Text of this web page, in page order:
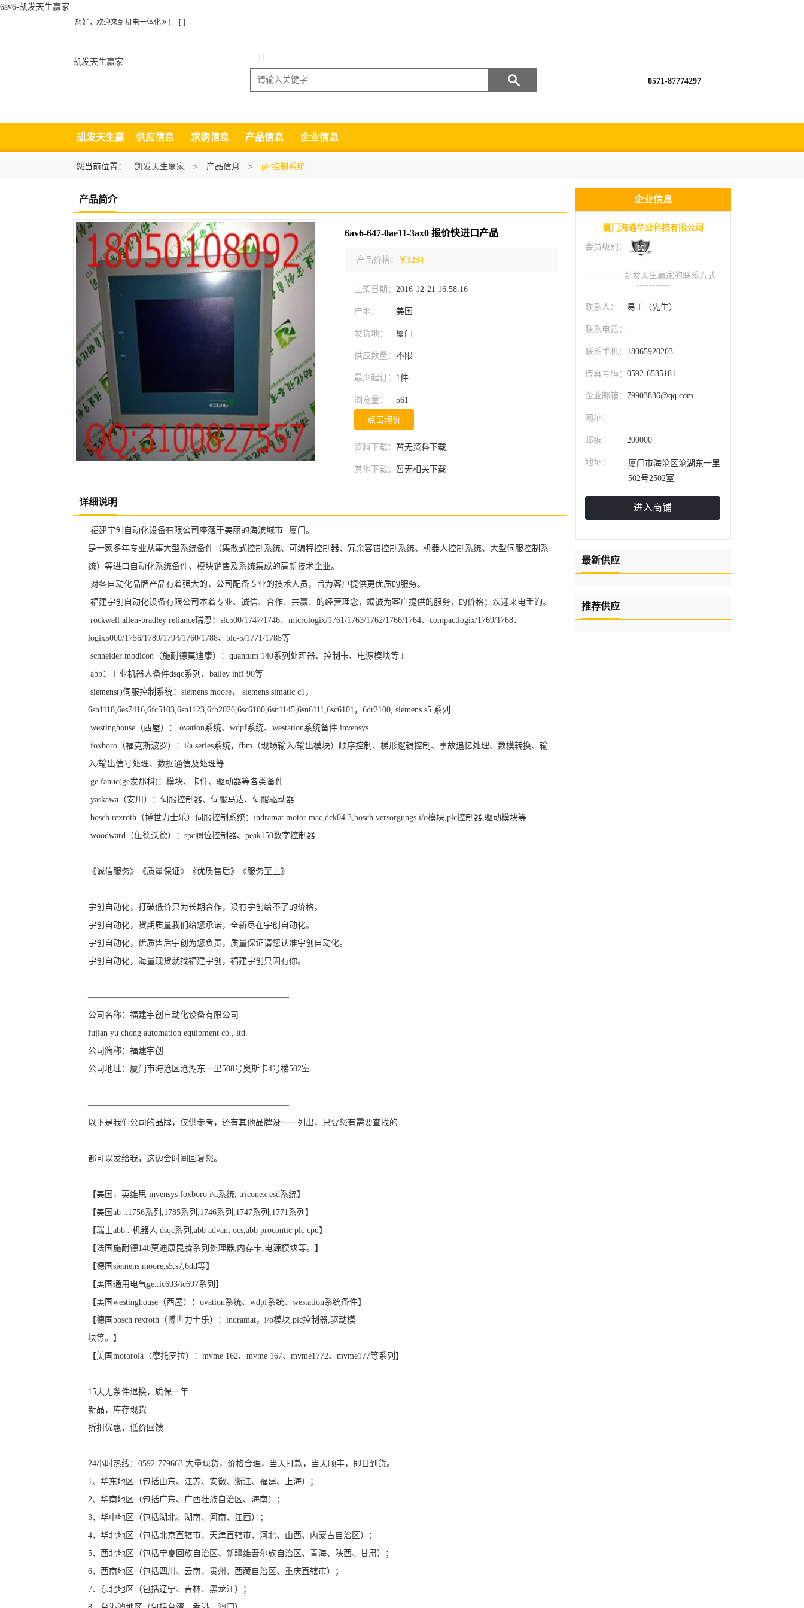
6av6-凯发天生赢家
您好，欢迎来到机电一体化网！ [ ]
凯发天生赢家
搜索 0571-87774297
凯发天生赢
家
供应信息 求购信息 产品信息 企业信息
您当前位置： 凯发天生赢家 > 产品信息 > plc控制系统
产品简介
6av6-647-0ae11-3ax0 报价快进口产品
产品价格： ￥1234
上架日期： 2016-12-21 16:58:16
产地： 美国
发货地： 厦门
供应数量： 不限
最少起订： 1件
浏览量： 561
点击询价
资料下载： 暂无资料下载
其他下载： 暂无相关下载
详细说明
福建宇创自动化设备有限公司座落于美丽的海滨城市--厦门。
是一家多年专业从事大型系统备件（集散式控制系统、可编程控制器、冗余容错控制系统、机器人控制系统、大型伺服控制系
统）等进口自动化系统备件、模块销售及系统集成的高新技术企业。
对各自动化品牌产品有着强大的，公司配备专业的技术人员，旨为客户提供更优质的服务。
福建宇创自动化设备有限公司本着专业、诚信、合作、共赢、的经营理念，竭诚为客户提供的服务，的价格；欢迎来电垂询。
rockwell allen-bradley reliance瑞恩：slc500/1747/1746、micrologix/1761/1763/1762/1766/1764、compactlogix/1769/1768、
logix5000/1756/1789/1794/1760/1788、plc-5/1771/1785等
schneider modicon（施耐德莫迪康）：quantum 140系列处理器、控制卡、电源模块等 l
abb：工业机器人备件dsqc系列、bailey infi 90等
siemens()伺服控制系统：siemens moore， siemens simatic c1，
6sn1118,6es7416,6fc5103,6sn1123,6rb2026,6sc6100,6sn1145,6sn6111,6sc6101，6dr2100, siemens s5 系列
westinghouse（西屋）： ovation系统、wdpf系统、westation系统备件 invensys
foxboro（福克斯波罗）：i/a series系统，fbm（现场输入/输出模块）顺序控制、梯形逻辑控制、事故追忆处理、数模转换、输
入/输出信号处理、数据通信及处理等
ge fanuc(ge发那科)：模块、卡件、驱动器等各类备件
yaskawa（安川）：伺服控制器、伺服马达、伺服驱动器
bosch rexroth（博世力士乐）伺服控制系统：indramat motor mac,dck04.3,bosch versorgungs.i/o模块,plc控制器,驱动模块等
woodward（伍德沃德）：spc阀位控制器、peak150数字控制器
《诚信服务》《质量保证》《优质售后》《服务至上》
宇创自动化，打破低价只为长期合作，没有宇创给不了的价格。
宇创自动化，货期质量我们给您承诺，全新尽在宇创自动化。
宇创自动化，优质售后宇创为您负责，质量保证请您认准宇创自动化。
宇创自动化，海量现货就找福建宇创，福建宇创只因有你。
————————————————————————
公司名称：福建宇创自动化设备有限公司
fujian yu chong automation equipment co., ltd.
公司简称：福建宇创
公司地址：厦门市海沧区沧湖东一里508号奥斯卡4号楼502室
————————————————————————
以下是我们公司的品牌，仅供参考，还有其他品牌没一一列出，只要您有需要查找的
都可以发给我，这边会时间回复您。
【美国，英维思 invensys foxboro i\a系统, triconex esd系统】
【美国ab ..1756系列,1785系列,1746系列,1747系列,1771系列】
【瑞士abb.. 机器人 dsqc系列,abb advant ocs,abb procontic plc cpu】
【法国施耐德140莫迪康昆腾系列处理器,内存卡,电源模块等。】
【德国siemens moore,s5,s7,6dd等】
【美国通用电气ge..ic693/ic697系列】
【美国westinghouse（西屋）：ovation系统、wdpf系统、westation系统备件】
【德国bosch rexroth（博世力士乐）：indramat，i/o模块,plc控制器,驱动模
块等。】
【美国motorola（摩托罗拉）：mvme 162、mvme 167、mvme1772、mvme177等系列】
15天无条件退换，质保一年
新品，库存现货
折扣优惠，低价回馈
24小时热线：0592-779663 大量现货，价格合理，当天打款，当天顺丰，即日到货。
1、华东地区（包括山东、江苏、安徽、浙江、福建、上海）；
2、华南地区（包括广东、广西壮族自治区、海南）；
3、华中地区（包括湖北、湖南、河南、江西）；
4、华北地区（包括北京直辖市、天津直辖市、河北、山西、内蒙古自治区）；
5、西北地区（包括宁夏回族自治区、新疆维吾尔族自治区、青海、陕西、甘肃）；
6、西南地区（包括四川、云南、贵州、西藏自治区、重庆直辖市）；
7、东北地区（包括辽宁、吉林、黑龙江）；
企业信息
厦门海通华业科技有限公司
会员级别：
------------ 凯发天生赢家的联系方式 -
-----------
联系人： 易工（先生）
联系电话： -
联系手机： 18065920203
传真号码： 0592-6535181
企业邮箱： 79903836@qq.com
网址：
邮编： 200000
地址：
厦门市海沧区沧湖东一里
502号2502室
进入商铺
最新供应
推荐供应